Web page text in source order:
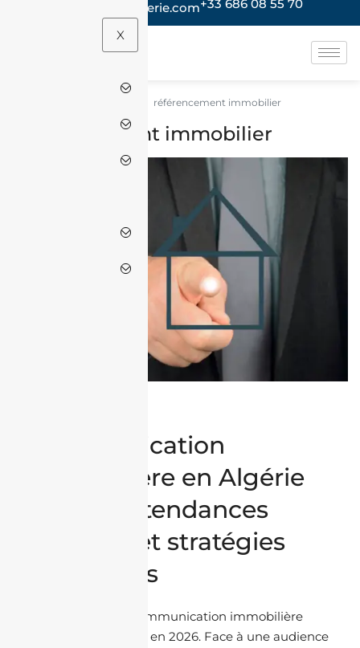
contact@jacheteenalgerie.com+33 686 08 55 70
X
référencement immobilier
référencement immobilier
Communication
immobilière en Algérie
en 2026 : tendances
digitales et stratégies
gagnantes
Le paysage de la communication immobilière
change rapidement en 2026. Face à une audience